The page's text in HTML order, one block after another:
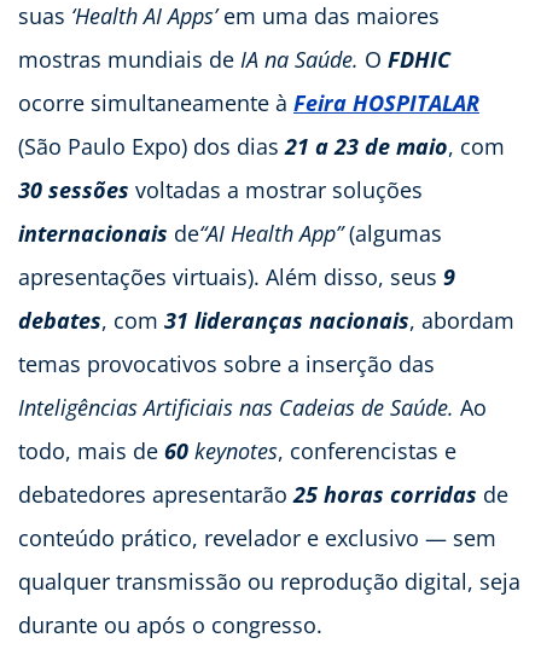
suas ‘Health AI Apps’em uma das maiores
mostras mundiais de IA na Saúde. O FDHIC
ocorre simultaneamente à Feira HOSPITALAR
(São Paulo Expo) dos dias21 a 23 de maio, com
30 sessões voltadas a mostrar soluções
internacionais de“AI Health App”(algumas
apresentações virtuais). Além disso, seus 9
debates, com 31 lideranças nacionais, abordam
temas provocativos sobre a inserção das
Inteligências Artificiais nas Cadeias de Saúde. Ao
todo, mais de 60 keynotes, conferencistas e
debatedores apresentarão25 horas corridas de
conteúdo prático, revelador e exclusivo — sem
qualquer transmissão ou reprodução digital, seja
durante ou após o congresso.